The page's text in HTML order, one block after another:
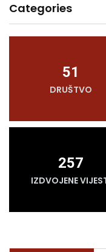
Categories
51
DRUŠTVO
257
IZDVOJENE